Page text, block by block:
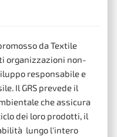
da Textile
organizzazioni non-
responsabile e
Il GRS prevede il
che assicura
dei loro prodotti, il
lungo l'intero